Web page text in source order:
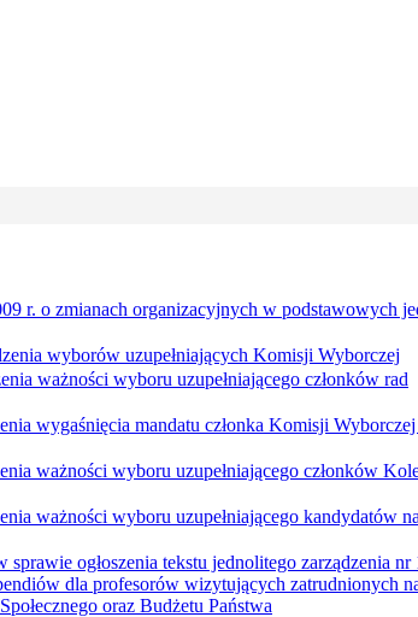
o zmianach organizacyjnych w podstawowych
wyborów uzupełniających Komisji Wyborczej
ważności wyboru uzupełniającego członków rad
wygaśnięcia mandatu członka Komisji
ważności wyboru uzupełniającego członków
wyboru uzupełniającego kandydatów na
ogłoszenia tekstu jednolitego zarządzenia nr
dla profesorów wizytujących zatrudnionych
oraz Budżetu Państwa